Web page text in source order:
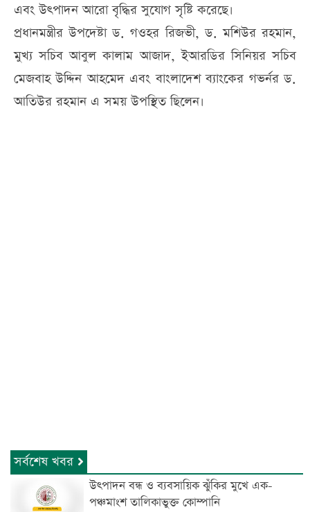
এবং উৎপাদন আরো বৃদ্ধির সুযোগ সৃষ্টি করেছে।
প্রধানমন্ত্রীর উপদেষ্টা ড. গওহর রিজভী, ড. মশিউর রহমান,
মুখ্য সচিব আবুল কালাম আজাদ, ইআরডির সিনিয়র সচিব
মেজবাহ উদ্দিন আহমেদ এবং বাংলাদেশ ব্যাংকের গভর্নর ড.
আতিউর রহমান এ সময় উপস্থিত ছিলেন।
সর্বশেষ খবর
উৎপাদন বন্ধ ও ব্যবসায়িক ঝুঁকির মুখে এক-
পঞ্চমাংশ তালিকাভুক্ত কোম্পানি